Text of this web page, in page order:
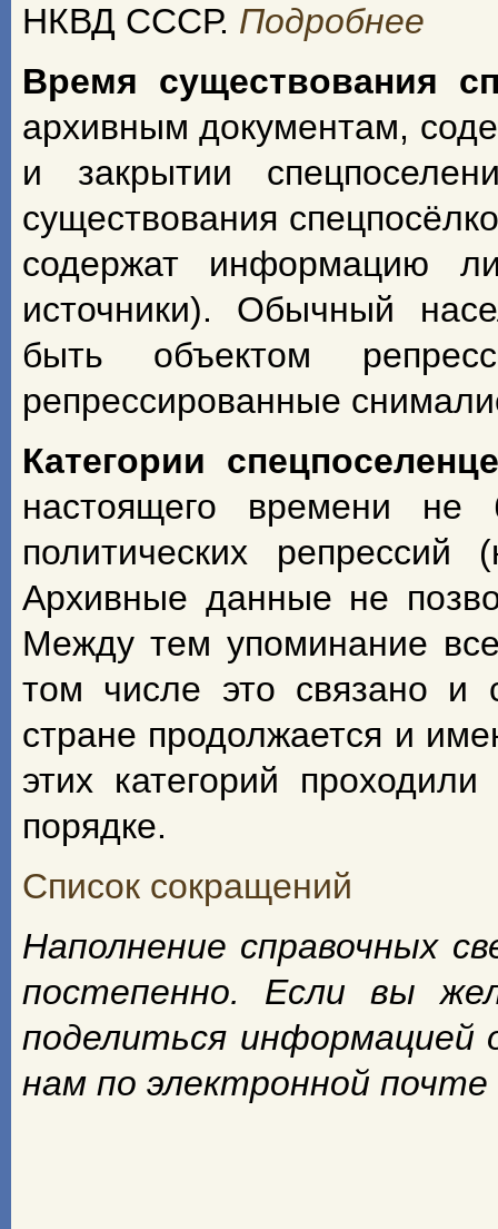
НКВД СССР. Подробнее
Время существования
архивным документам,
и закрытии
существования
содержат информацию
источники). Обычный
быть объектом
репрессированные
Категории
настоящего времени не
политических
Архивные данные не
Между тем упоминание
том числе это связано и
стране продолжается и
этих категорий
порядке.
Список сокращений
Наполнение справочных
постепенно. Если вы
поделиться информацией
нам по электронной почте